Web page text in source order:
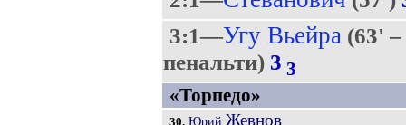
3:1—Угу Вьейра (63' –
пенальти) 3 3
«Торпедо»
30. Юрий Жевнов